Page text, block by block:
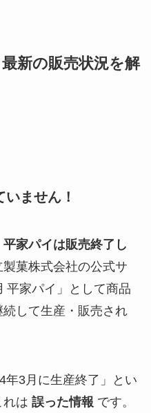
新の販売状況を解
ません！
平家パイは販売終了し
菓株式会社の公式サ
平家パイ」として商品
して生産・販売され
年3月に生産終了」とい
れは 誤った情報 です。